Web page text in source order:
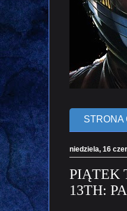
STRONA
niedziela, 16
PIĄTEK
13TH: